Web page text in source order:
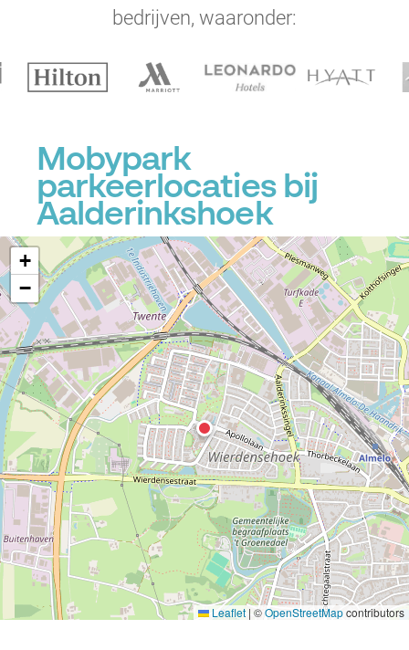
bedrijven, waaronder:
Mobypark
parkeerlocaties bij
Aalderinkshoek
+
−
Leaflet | ©OpenStreetMapcontributors